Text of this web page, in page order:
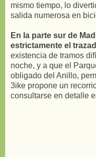
mismo tiempo, lo
salida numerosa en
En la parte sur de
estrictamente el
existencia de tramos
noche, y a que el
obligado del Anillo,
3ike propone un
consultarse en detalle